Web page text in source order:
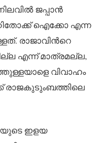
ജപ്പാൻ
ഐക്കോ എന്ന
രാജാവിന്‍റെ
എന്ന് മാത്രമല്ല,
വിവാഹം
രാജകുടുംബത്തിലെ
ഇളയ